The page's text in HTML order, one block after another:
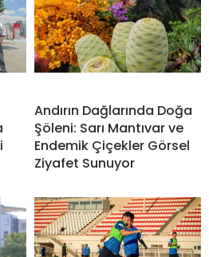
Andırın Dağlarında Doğa
Şöleni: Sarı Mantıvar ve
Endemik Çiçekler Görsel
Ziyafet Sunuyor